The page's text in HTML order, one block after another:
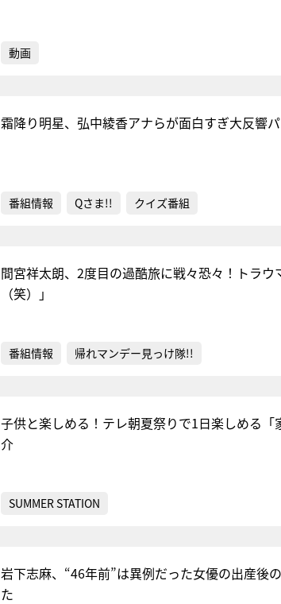
動画
霜降り明星、弘中綾香アナらが面白すぎ大反響
番組情報 Qさま!! クイズ番組
間宮祥太朗、2度目の過酷旅に戦々恐々！トラ
（笑）」
番組情報 帰れマンデー見っけ隊!!
子供と楽しめる！テレ朝夏祭りで1日楽しめる
介
SUMMER STATION
岩下志麻、“46年前”は異例だった女優の出産後
た